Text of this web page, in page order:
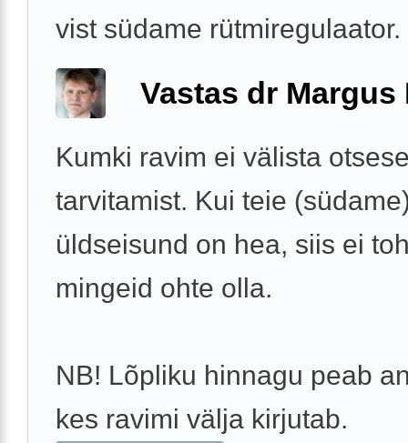
vist südame rütmiregulaator.
Vastas dr Margus
Kumki ravim ei välista
tarvitamist. Kui teie
üldseisund on hea, siis ei
mingeid ohte olla.
NB! Lõpliku hinnagu peab
kes ravimi välja kirjutab.